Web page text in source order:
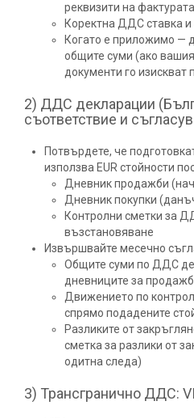
реквизити на
Коректна ДДС ставка
Когато е приложимо —
общите суми (ако
документи го изискват
2) ДДС декларации
съответствие и
Потвърдете, че
използва EUR стойности
Дневник продажби
Дневник покупки
Контролни сметки за
възстановяване
Извършвайте месечно
Общите суми по ДДС
дневниците за
Движението по
спрямо подадените
Разликите от
сметка за разлики от
одитна следа)
3) Трансгранично ДДС: